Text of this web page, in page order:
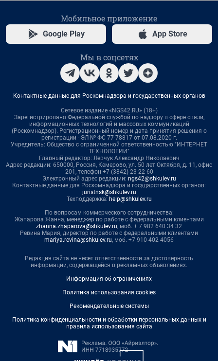
Мобильное приложение
Google Play App Store
Мы в соцсетях
Контактные данные для Роскомнадзора и государственных органов
Сетевое издание «NGS42.RU» (18+)
Зарегистрировано Федеральной службой по надзору в сфере связи,
информационных технологий и массовых коммуникаций
(Роскомнадзор). Регистрационный номер и дата принятия решения о
регистрации - ЭЛ № ФС 77-78817 от 07.08.2020 г.
Учредитель: Общество с ограниченной ответственностью "ИНТЕРНЕТ
ТЕХНОЛОГИИ"
Главный редактор: Левчук Александр Николаевич
Адрес редакции: 650000, Россия, Кемерово, ул. 50 лет Октября, д. 11, офис
201, телефон +7 (3842) 23-22-60
Электронный адрес редакции: ngs42@shkulev.ru
Контактные данные для Роскомнадзора и государственных органов:
juristnsk@shkulev.ru
Техподдержка: help@shkulev.ru
По вопросам коммерческого сотрудничества:
Жапарова Жанна, менеджер по работе с федеральными клиентами
zhanna.zhaparova@shkulev.ru, моб. + 7 982 640 34 32
Ревина Мария, директор по работе с федеральными клиентами
mariya.revina@shkulev.ru, моб. +7 910 402 4056
Редакция сайта не несет ответственности за достоверность
информации, содержащейся в рекламных объявлениях.
Информация об ограничениях
Политика использования cookies
Рекомендательные системы
Политика конфиденциальности и обработки персональных данных и
правила использования сайта